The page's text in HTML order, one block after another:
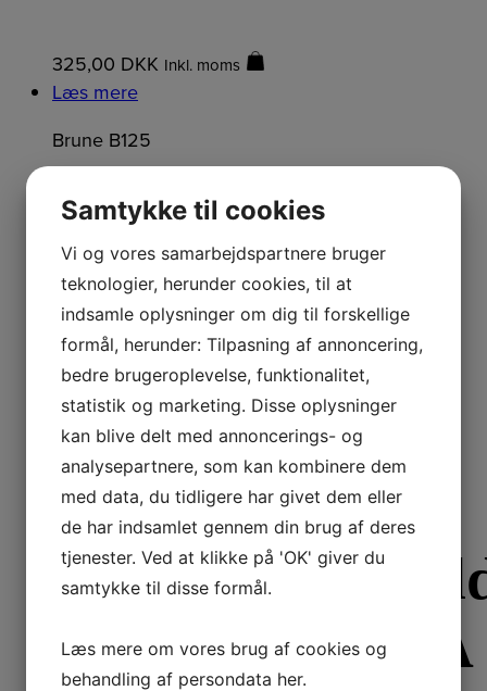
325,00 DKK Inkl. moms
Læs mere
Brune B125
WaterFresh 5
liter
1.000,00DKK Inkl. moms
Læs mere
Brune B125
Brune OPTIMA
Samtykke til cookies
Vi og vores samarbejdspartnere bruger
teknologier, herunder cookies, til at
indsamle oplysninger om dig til forskellige
formål, herunder: Tilpasning af annoncering,
bedre brugeroplevelse, funktionalitet,
statistik og marketing. Disse oplysninger
kan blive delt med annoncerings- og
analysepartnere, som kan kombinere dem
med data, du tidligere har givet dem eller
de har indsamlet gennem din brug af deres
tjenester. Ved at klikke på 'OK' giver du
samtykke til disse formål.
Læs mere om vores brug af cookies og
behandling af persondata her.